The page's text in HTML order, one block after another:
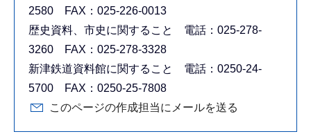
2580 FAX：025-226-0013
歴史資料、市史に関すること 電話：025-278-
3260 FAX：025-278-3328
新津鉄道資料館に関すること 電話：0250-24-
5700 FAX：0250-25-7808
このページの作成担当にメールを送る